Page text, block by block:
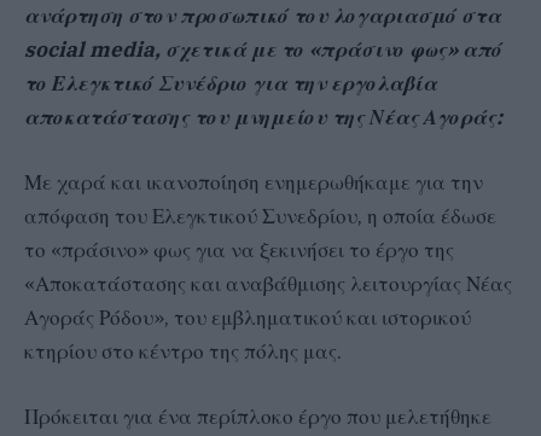
ανάρτηση στον προσωπικό του λογαριασμό στα
social media, σχετικά με το «πράσινο φως» από
το Ελεγκτικό Συνέδριο για την εργολαβία
αποκατάστασης του μνημείου της Νέας Αγοράς:
Με χαρά και ικανοποίηση ενημερωθήκαμε για την
απόφαση του Ελεγκτικού Συνεδρίου, η οποία έδωσε
το «πράσινο» φως για να ξεκινήσει το έργο της
«Αποκατάστασης και αναβάθμισης λειτουργίας Νέας
Αγοράς Ρόδου», του εμβληματικού και ιστορικού
κτηρίου στο κέντρο της πόλης μας.
Πρόκειται για ένα περίπλοκο έργο που μελετήθηκε